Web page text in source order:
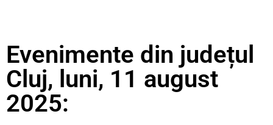
Evenimente din județul
Cluj, luni, 11 august
2025: